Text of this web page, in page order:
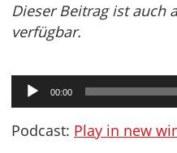
Dieser Beitrag ist auch
verfügbar.
Audio-
Player
00:00
Podcast: Play in new